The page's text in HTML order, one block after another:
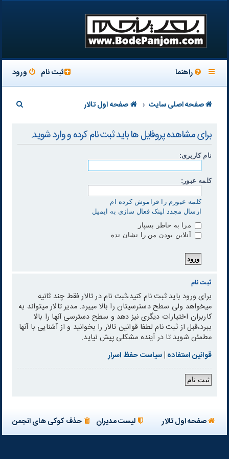
راهنما ورود ثبت نام
صفحه اصلی سایت صفحه اول تالار
برای مشاهده پروفایل ها باید ثبت نام کرده و وارد شوید.
نام کاربری:
کلمه عبور:
کلمه عبورم را فراموش کرده ام
ارسال مجدد لینک فعال سازی به ایمیل
مرا به خاطر بسپار
آنلاین بودن من را نشان نده
ثبت نام
برای ورود باید ثبت نام کنید،ثبت نام در تالار فقط چند ثانیه
میخواهد ولی سطح دسترسیتان را بالا میبرد. مدیر تالار میتواند به
کاربران اختیارات دیگری نیز دهد و سطح دسترسی آنها را بالا
ببرد،قبل از ثبت نام لطفا قوانین تالار را بخوانید و از آشنایی با آنها
مطمئن شوید تا در آینده مشکلی پیش نیاید.
قوانین استفاده |سیاست حفظ اسرار
ثبت نام
صفحه اول تالار حذف کوکی های انجمن لیست مدیران